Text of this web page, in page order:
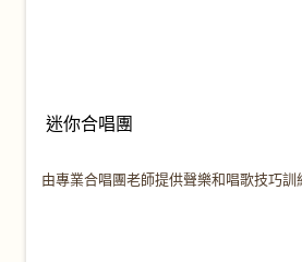
迷你合唱團
由專業合唱團老師提供聲樂和唱歌技巧